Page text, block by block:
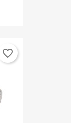
favorite_border